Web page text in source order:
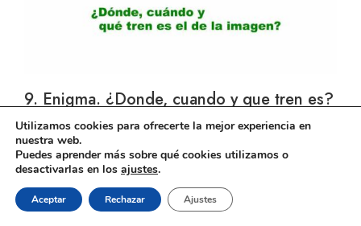
9. Enigma. ¿Donde, cuando y que tren es?
Utilizamos cookies para ofrecerte la mejor experiencia en
nuestra web.
Puedes aprender más sobre qué cookies utilizamos o
desactivarlas en los ajustes.
Aceptar Rechazar Ajustes